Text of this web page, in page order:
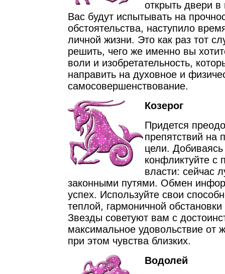
открыть двери в
Вас будут испытывать на
обстоятельства, наступило
личной жизни. Это как раз тот
решить, чего же именно вы
воли и изобретательность,
направить на духовное и
самосовершенствование.
Козерог
Придется
препятствий на
цели. Добиваясь
конфликтуйте с
власти: сейчас
законными путями. Обмен
успех. Используйте свои
теплой, гармоничной
Звезды советуют вам с
максимальное удовольствие от
при этом чувства близких.
Водолей